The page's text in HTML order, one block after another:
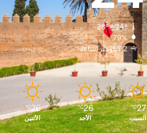
28º - 24º
79%
2 كيلومتر/ساعة
27
℃
السبت
26
℃
الأحد
26
℃
الأثنين